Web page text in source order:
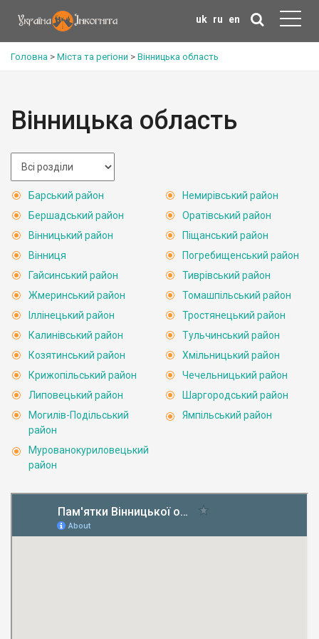
uk ru en
Головна > Міста та регіони > Вінницька область
Вінницька область
Барський район
Бершадський район
Вінницький район
Вінниця
Гайсинський район
Жмеринський район
Іллінецький район
Калинівський район
Козятинський район
Крижопільський район
Липовецький район
Могилів-Подільський
район
Мурованокуриловецький
район
Немирівський район
Оратівський район
Піщанський район
Погребищенський район
Тиврівський район
Томашпільський район
Тростянецький район
Тульчинський район
Хмільницький район
Чечельницький район
Шаргородський район
Ямпільський район